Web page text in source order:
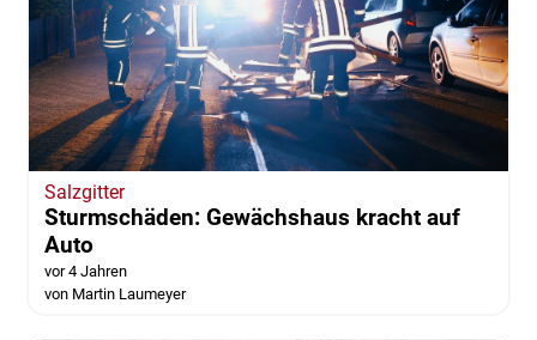
Salzgitter
Sturmschäden: Gewächshaus kracht auf
Auto
vor 4 Jahren
von Martin Laumeyer